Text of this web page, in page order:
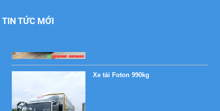
TIN TỨC MỚI